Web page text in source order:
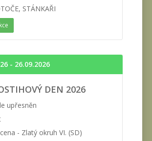
STÁNKAŘI
- 26.09.2026
DEN 2026
upřesněn
- Zlatý okruh VI. (SD)